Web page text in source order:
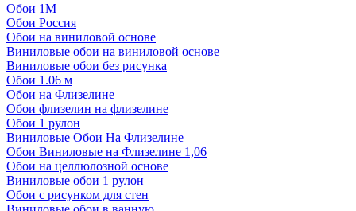
Обои 1М
Обои Россия
Обои на виниловой основе
Виниловые обои на виниловой основе
Виниловые обои без рисунка
Обои 1.06 м
Обои на Флизелине
Обои флизелин на флизелине
Обои 1 рулон
Виниловые Обои На Флизелине
Обои Виниловые на Флизелине 1,06
Обои на целлюлозной основе
Виниловые обои 1 рулон
Обои с рисунком для стен